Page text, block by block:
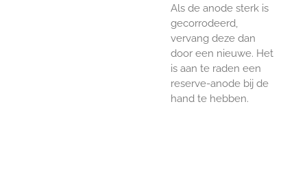
Als de anode sterk is
gecorrodeerd,
vervang deze dan
door een nieuwe. Het
is aan te raden een
reserve-anode bij de
hand te hebben.